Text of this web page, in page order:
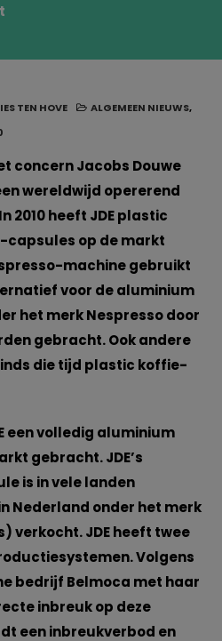
TEN HOVE ALGEMEEN NIEUWS,
concern Jacobs Douwe
wereldwijd opererend
2010 heeft JDE plastic
op de markt
machine gebruikt
voor de aluminium
het merk Nespresso door
gebracht. Ook andere
die tijd plastic koffie-
een volledig aluminium
gebracht. JDE’s
is in vele landen
Nederland onder het merk
verkocht. JDE heeft twee
Volgens
bedrijf Belmoca met haar
inbreuk op deze
een inbreukverbod en